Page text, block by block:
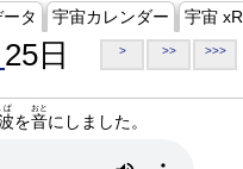
タ 宇宙カレンダー 宇宙 xR
25日 > >> >>>
ぱ
を音
おと
にしました。